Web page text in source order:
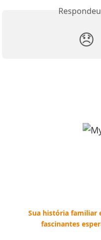
😞
Sua história familiar
fascinantes